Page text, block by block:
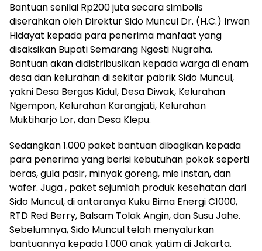
Bantuan senilai Rp200 juta secara simbolis
diserahkan oleh Direktur Sido Muncul Dr. (H.C.) Irwan
Hidayat kepada para penerima manfaat yang
disaksikan Bupati Semarang Ngesti Nugraha.
Bantuan akan didistribusikan kepada warga di enam
desa dan kelurahan di sekitar pabrik Sido Muncul,
yakni Desa Bergas Kidul, Desa Diwak, Kelurahan
Ngempon, Kelurahan Karangjati, Kelurahan
Muktiharjo Lor, dan Desa Klepu.
Sedangkan 1.000 paket bantuan dibagikan kepada
para penerima yang berisi kebutuhan pokok seperti
beras, gula pasir, minyak goreng, mie instan, dan
wafer. Juga , paket sejumlah produk kesehatan dari
Sido Muncul, di antaranya Kuku Bima Energi C1000,
RTD Red Berry, Balsam Tolak Angin, dan Susu Jahe.
Sebelumnya, Sido Muncul telah menyalurkan
bantuannya kepada 1.000 anak yatim di Jakarta.